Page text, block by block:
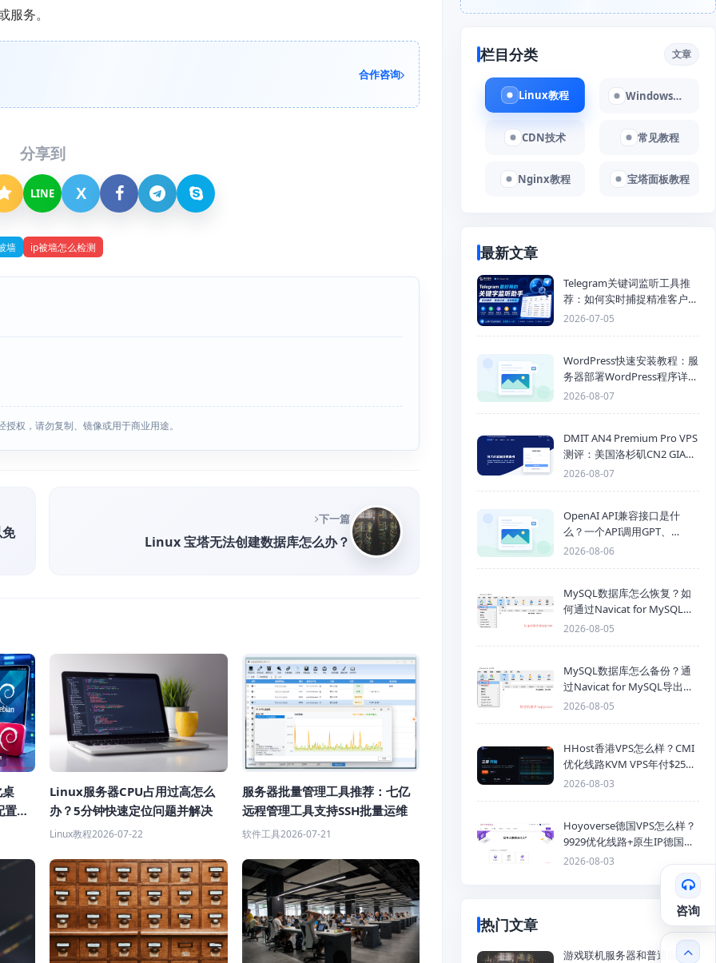
务。
合作咨询
分享到
LINE X
墙 ip被墙怎么检测
权，请勿复制、镜像或用于商业用途。
下一篇
Linux 宝塔无法创建数据库怎么办？
教
Linux服务器CPU占用过高怎么
办？5分钟快速定位问题并解决
Linux教程2026-07-22
服务器批量管理工具推荐：七亿
远程管理工具支持SSH批量运维
软件工具2026-07-21
栏目分类 文章
Linux教程 Windows教程
CDN技术 常见教程
Nginx教程 宝塔面板教程
最新文章
Telegram关键词监听工具推
荐：如何实时捕捉精准客户，
提高获客效率？
2026-07-05
WordPress快速安装教程：服
务器部署WordPress程序详细
步骤
2026-08-07
DMIT AN4 Premium Pro VPS
测评：美国洛杉矶CN2 GIA三
网优化线路性能测试
2026-08-07
OpenAI API兼容接口是什
么？一个API调用GPT、
Claude、Gemini、DeepSeek
2026-08-06
MySQL数据库怎么恢复？如
何通过Navicat for MySQL导
入SQL备份文件
2026-08-05
MySQL数据库怎么备份？通
过Navicat for MySQL导出
Mysql数据库为SQL格式备份
2026-08-05
HHost香港VPS怎么样？CMI
优化线路KVM VPS年付$25
起，4GB内存优惠套餐
2026-08-03
Hoyoverse德国VPS怎么样？
9929优化线路+原生IP德国
KVM VPS推荐
2026-08-03
热门文章
游戏联机服务器和普通服务器
咨询